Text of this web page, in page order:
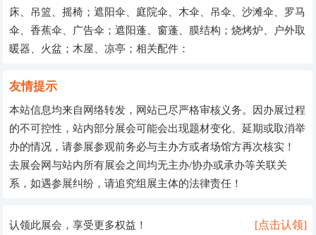
床、吊篮、摇椅；遮阳伞、庭院伞、木伞、吊伞、沙滩伞、罗马
伞、香蕉伞、广告伞；遮阳蓬、窗蓬、膜结构；烧烤炉、户外取
暖器、火盆；木屋、凉亭；相关配件：
友情提示
本站信息均来自网络转发，网站已尽严格审核义务。因办展过程
的不可控性，站内部分展会可能会出现题材变化、延期或取消举
办的情况，请参展参观前务必与主办方或者场馆方再次核实！
去展会网与站内所有展会之间均无主办/协办或承办等关联关
系，如遇参展纠纷，请追究组展主体的法律责任！
认领此展会，享受更多权益！ [点击认领]